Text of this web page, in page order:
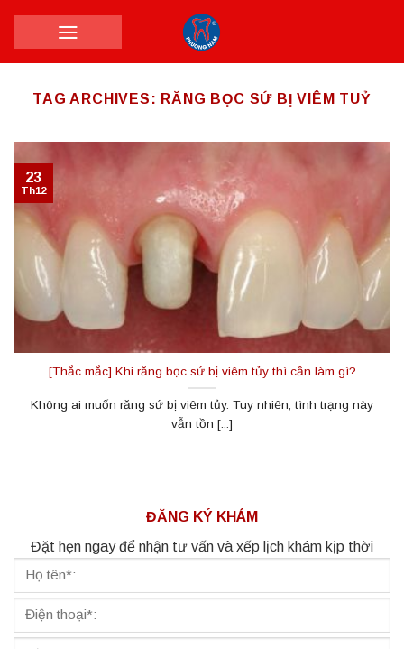
TAG ARCHIVES: RĂNG BỌC SỨ BỊ VIÊM TUỶ
[Thắc mắc] Khi răng bọc sứ bị viêm tủy thì cần làm gì?
Không ai muốn răng sứ bị viêm tủy. Tuy nhiên, tình trạng này
vẫn tồn [...]
23
Th12
ĐĂNG KÝ KHÁM
Đặt hẹn ngay để nhận tư vấn và xếp lịch khám kịp thời